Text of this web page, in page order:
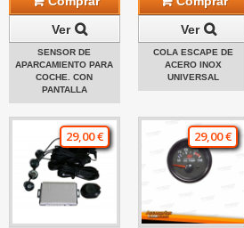
Ver
SENSOR DE
APARCAMIENTO PARA
COCHE. CON
PANTALLA
Ver
COLA ESCAPE DE
ACERO INOX
UNIVERSAL
29,00 € 29,00 €